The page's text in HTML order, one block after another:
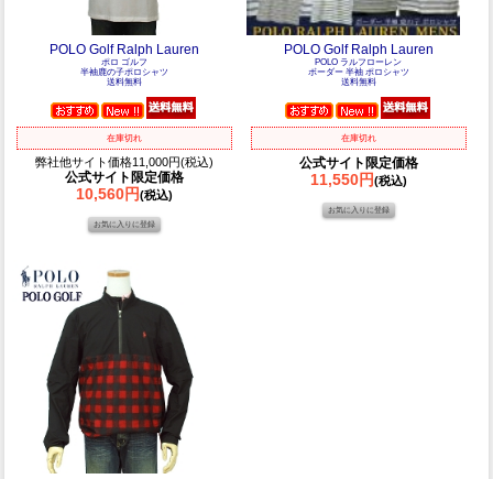
POLO Golf Ralph Lauren
ポロ ゴルフ
半袖鹿の子ポロシャツ
送料無料
在庫切れ
弊社他サイト価格11,000円(税込)
公式サイト限定価格
10,560円(税込)
POLO Golf Ralph Lauren
POLO ラルフローレン
ボーダー 半袖 ポロシャツ
送料無料
在庫切れ
公式サイト限定価格
11,550円(税込)